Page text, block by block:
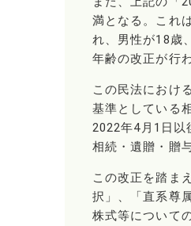
満となる。これ
れ、男性が18歳
年齢の改正が行
この民法におけ
基準としている
2022年4月1日以
相続・遺贈・贈
この改正を踏ま
択」、「直系尊
株式等について